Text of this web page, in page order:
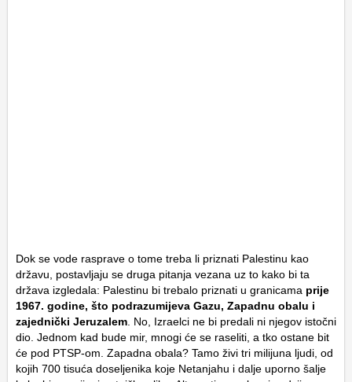
Dok se vode rasprave o tome treba li priznati Palestinu kao
državu, postavljaju se druga pitanja vezana uz to kako bi ta
država izgledala: Palestinu bi trebalo priznati u granicama prije
1967. godine, što podrazumijeva Gazu, Zapadnu obalu i
zajednički Jeruzalem. No, Izraelci ne bi predali ni njegov istočni
dio. Jednom kad bude mir, mnogi će se raseliti, a tko ostane bit
će pod PTSP-om. Zapadna obala? Tamo živi tri milijuna ljudi, od
kojih 700 tisuća doseljenika koje Netanjahu i dalje uporno šalje